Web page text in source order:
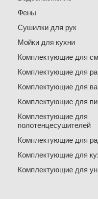
Фены
Сушилки для рук
Мойки для кухни
Комплектующие для
Комплектующие для
Комплектующие для
Комплектующие для
Комплектующие для
полотенцесушителей
Комплектующие для
Комплектующие для
Комплектующие для